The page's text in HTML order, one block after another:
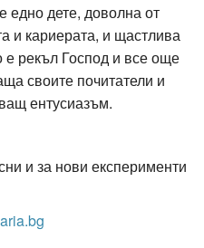
едно дете, доволна от
и кариерата, и щастлива
е рекъл Господ и все още
своите почитатели и
ентусиазъм.
и за нови експерименти